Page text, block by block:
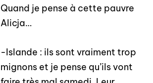
Quand je pense à cette pauvre
Alicja…
-Islande : ils sont vraiment trop
mignons et je pense qu’ils vont